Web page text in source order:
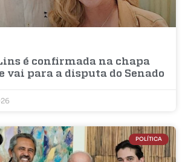
é confirmada na chapa
vai para a disputa do Senado
POLÍTICA